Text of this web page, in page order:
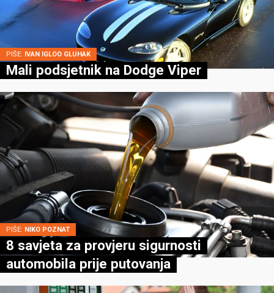
PIŠE: IVAN IGLOO GLUHAK
Mali podsjetnik na Dodge Viper
PIŠE: NIKO POZNAT
8 savjeta za provjeru sigurnosti
automobila prije putovanja